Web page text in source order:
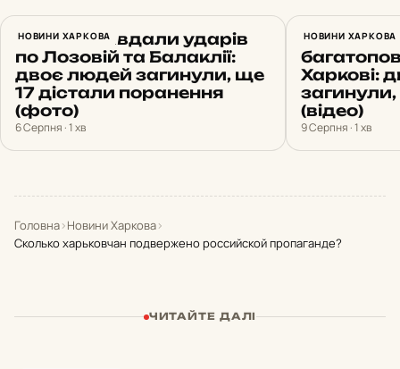
НОВИНИ ХАРКОВА
Росіяни завдали ударів
по Лозовій та Балаклії:
двоє людей загинули, ще
17 дістали поранення
(фото)
6 Серпня · 1 хв
НОВИНИ ХАРКОВА
Росіяни
Харкові:
(відео)
9 Серпня · 1 хв
Головна›Новини Харкова›
Сколько харьковчан подвержено российской пропаганде?
ЧИТАЙТЕ ДАЛІ